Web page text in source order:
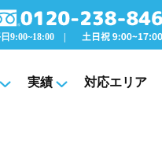
実績 対応エリア